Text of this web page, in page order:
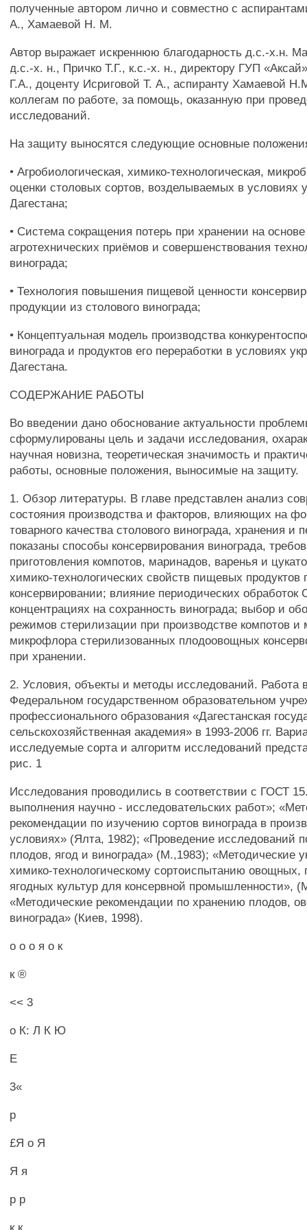
полученные автором лично и совместно с
А., Хамаевой Н. М.
Автор выражает искреннюю благодарность д.с.-х.н.
д.с.-х. н., Причко Т.Г., к.с.-х. н., директору ГУП
Г.А., доценту Исриговой Т. А., аспиранту Хамаевой
коллегам по работе, за помощь, оказанную при
исследований.
На защиту выносятся следующие основные
• Агробиологическая, химико-технологическая,
оценки столовых сортов, возделываемых в условиях
Дагестана;
• Система сокращения потерь при хранении на
агротехнических приёмов и совершенствования
винограда;
• Технология повышения пищевой ценности
продукции из столового винограда;
• Концептуальная модель производства
винограда и продуктов его переработки в условиях
Дагестана.
СОДЕРЖАНИЕ РАБОТЫ
Во введении дано обоснование актуальности
сформулированы цель и задачи исследования,
научная новизна, теоретическая значимость и
работы, основные положения, выносимые на защиту.
1. Обзор литературы. В главе представлен анализ
состояния производства и факторов, влияющих на
товарного качества столового винограда, хранения и
показаны способы консервирования винограда,
приготовления компотов, маринадов, варенья и
химико-технологических свойств пищевых продуктов
консервировании; влияние периодических обработок
концентрациях на сохранность винограда; выбор и
режимов стерилизации при производстве компотов и
микрофлора стерилизованных плодоовощных
при хранении.
2. Условия, объекты и методы исследований. Работа
Федеральном государственном образовательном
профессионального образования «Дагестанская
сельскохозяйственная академия» в 1993-2006 гг.
исследуемые сорта и алгоритм исследований
рис. 1
Исследования проводились в соответствии с ГОСТ
выполнения научно - исследовательских работ»;
рекомендации по изучению сортов винограда в
условиях» (Ялта, 1982); «Проведение исследований
плодов, ягод и винограда» (М.,1983); «Методические
химико-технологическому сортоиспытанию овощных,
ягодных культур для консервной промышленности»,
«Методические рекомендации по хранению плодов,
винограда» (Киев, 1998).
о о о я о к
к ®
<< 3
о К: Л К Ю
Е
3«
р
£Я о Я
Я я
р р
к к